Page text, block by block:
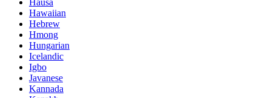
Hawaiian
Hebrew
Hmong
Hungarian
Icelandic
Igbo
Javanese
Kannada